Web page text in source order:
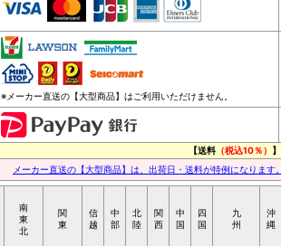
※メーカー直送の【大型商品】はご利用いただけません。
【送料 （税込10％） 】
メーカー直送の【大型商品】は、出荷日・送料が特例になりま
南
東
北
関
東
信
越
中
部
北
陸
関
西
中
国
四
国
九
州
沖
縄